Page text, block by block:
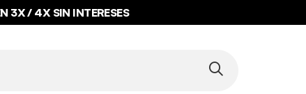
3X / 4X SIN INTERESES